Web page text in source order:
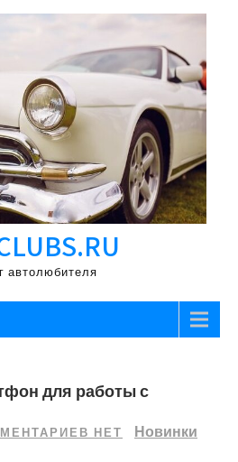
автолюбителя
для работы с
НЕТ
Новинки